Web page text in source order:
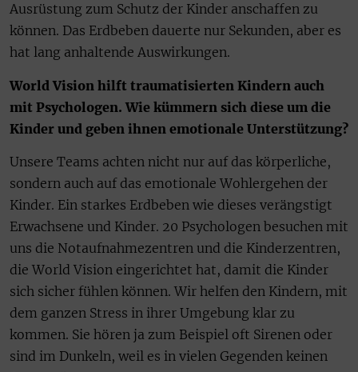
Ausrüstung zum Schutz der Kinder anschaffen zu
können. Das Erdbeben dauerte nur Sekunden, aber es
hat lang anhaltende Auswirkungen.
World Vision hilft traumatisierten Kindern auch
mit Psychologen. Wie kümmern sich diese um die
Kinder und geben ihnen emotionale Unterstützung?
Unsere Teams achten nicht nur auf das körperliche,
sondern auch auf das emotionale Wohlergehen der
Kinder. Ein starkes Erdbeben wie dieses verängstigt
Erwachsene und Kinder. 20 Psychologen besuchen mit
uns die Notaufnahmezentren und die Kinderzentren,
die World Vision eingerichtet hat, damit die Kinder
sich sicher fühlen können. Wir helfen den Kindern, mit
dem ganzen Stress in ihrer Umgebung klar zu
kommen. Sie hören ja zum Beispiel oft Sirenen oder
sind im Dunkeln, weil es in vielen Gegenden keinen